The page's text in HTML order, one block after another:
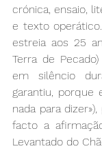
crónica, ensaio,
e texto
estreia aos 25
Terra de
em silêncio
garantiu, porque
nada para
facto a
Levantado do